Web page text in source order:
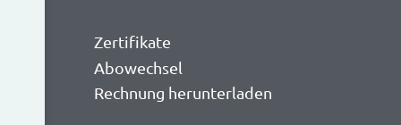
Zertifikate
Abowechsel
Rechnung herunterladen